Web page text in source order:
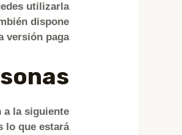
utilizarla
dispone
versión paga.
a la siguiente
lo que estará